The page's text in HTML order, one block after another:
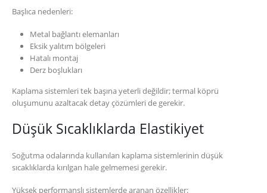
Başlıca nedenleri:
Metal bağlantı elemanları
Eksik yalıtım bölgeleri
Hatalı montaj
Derz boşlukları
Kaplama sistemleri tek başına yeterli değildir; termal köprü
oluşumunu azaltacak detay çözümleri de gerekir.
Düşük Sıcaklıklarda Elastikiyet
Soğutma odalarında kullanılan kaplama sistemlerinin düşük
sıcaklıklarda kırılgan hale gelmemesi gerekir.
Yüksek performanslı sistemlerde aranan özellikler: